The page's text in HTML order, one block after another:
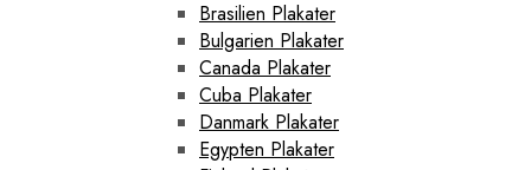
Brasilien Plakater
Bulgarien Plakater
Canada Plakater
Cuba Plakater
Danmark Plakater
Egypten Plakater